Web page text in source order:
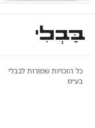
כל הזכויות שמורות לבבלי
בע״מ